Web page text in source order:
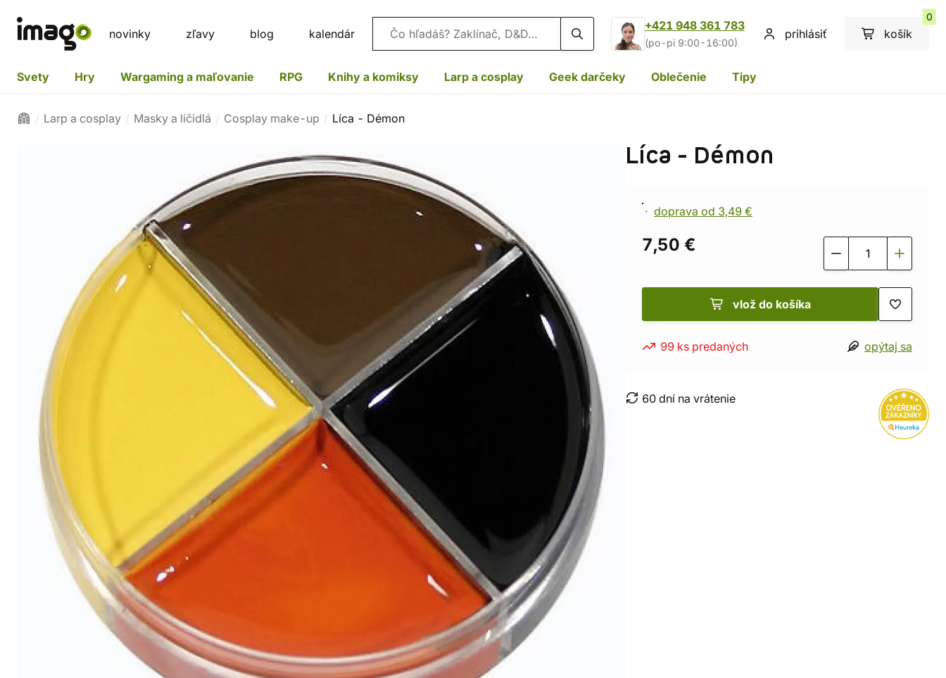
novinky zľavy blog kalendár Vyhľadávanie
+421 948 361 783
(po-pi 9:00-16:00)
prihlásiť košík
0
Svety Hry Wargaming a maľovanie RPG Knihy a komiksy Larp a cosplay Geek darčeky Oblečenie Tipy
Larp a cosplay Masky a líčidlá Cosplay make-up Líca - Démon
Líca - Démon
doprava od 3,49 €
7,50 €
vlož do košíka
99 ks predaných opýtaj sa
60 dní na vrátenie